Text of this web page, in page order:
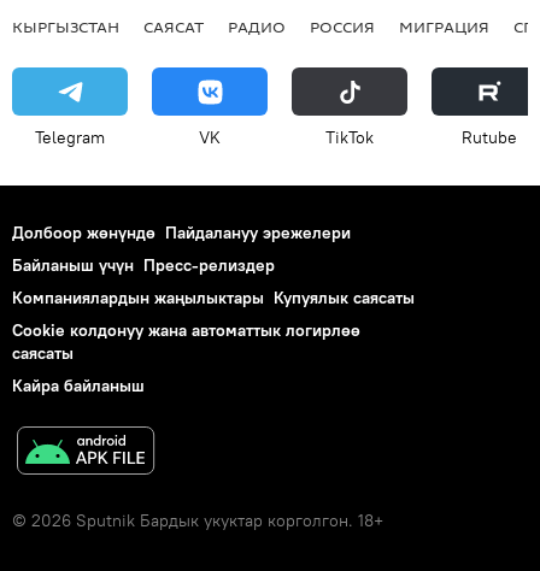
КЫРГЫЗСТАН САЯСАТ РАДИО РОССИЯ МИГРАЦИЯ
Telegram VK ТikТоk Rutube
Долбоор жөнүндө Пайдалануу эрежелери
Байланыш үчүн Пресс-релиздер
Компаниялардын жаңылыктары Купуялык саясаты
Cookie колдонуу жана автоматтык логирлөө
саясаты
Кайра байланыш
© 2026 Sputnik Бардык укуктар корголгон. 18+